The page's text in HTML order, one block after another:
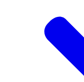
Download
Ondertiteling